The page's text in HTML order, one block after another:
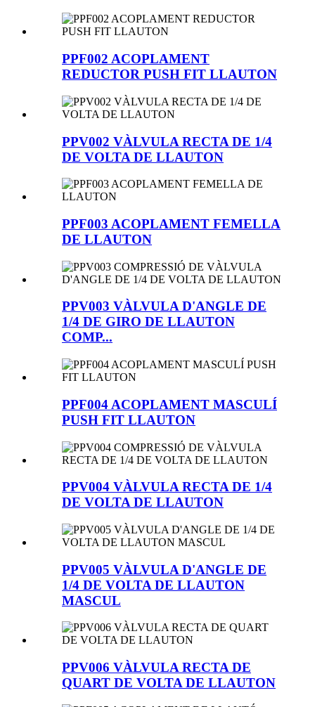
PPF002 ACOPLAMENT
REDUCTOR PUSH FIT LLAUTON
PPV002 VÀLVULA RECTA DE 1/4
DE VOLTA DE LLAUTON
PPF003 ACOPLAMENT FEMELLA
DE LLAUTON
PPV003 VÀLVULA D'ANGLE DE
1/4 DE GIRO DE LLAUTON
COMP...
PPF004 ACOPLAMENT MASCULÍ
PUSH FIT LLAUTON
PPV004 VÀLVULA RECTA DE 1/4
DE VOLTA DE LLAUTON
PPV005 VÀLVULA D'ANGLE DE
1/4 DE VOLTA DE LLAUTON
MASCUL
PPV006 VÀLVULA RECTA DE
QUART DE VOLTA DE LLAUTON